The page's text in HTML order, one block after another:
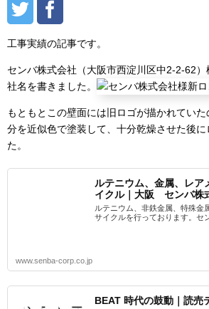
工事実績の記事です。
センバ株式会社（大阪市西淀川区中2-2-62）
社名を書きました。
もともとこの壁面には旧ロゴが描かれてい
分を近似色で塗装して、十分乾燥させた後
た。
ルテニウム、金属、レア
イクル｜大阪 センバ株
ルテニウム、非鉄金属、特殊金
サイクルを行っております。セ
www.senba-corp.co.jp
BEAT 時代の鼓動｜読売